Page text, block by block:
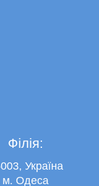
Філія:
Україна
м. Одеса